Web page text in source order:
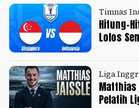
Timnas
Hitung-
Lolos
Liga
Matthias
Pelatih